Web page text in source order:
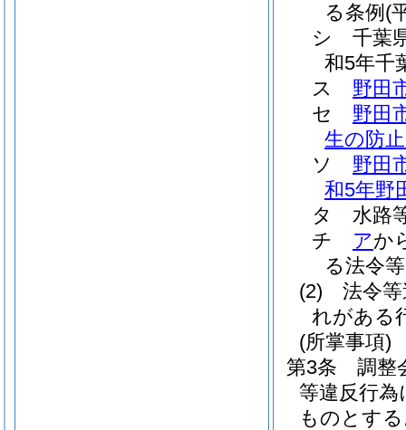
る条例 (
シ
千葉
和5年千
ス
野田
セ
野田
生の防
ソ
野田
和5年野
タ
水路
チ
アか
る法令等
(2)
法令
れがある
(所掌事項)
第3条
調整
等違反行為
ものとす